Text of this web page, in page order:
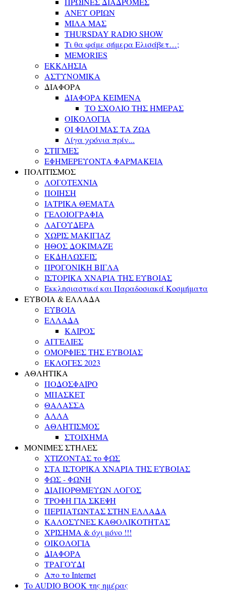
ΑΝΕΥ ΟΡΙΩΝ
ΜΙΛΑ ΜΑΣ
THURSDAY RADIO SHOW
Τι θα φάμε σήμερα Ελισάβετ…;
MEMORIES
ΕΚΚΛΗΣΙΑ
ΑΣΤΥΝΟΜΙΚΑ
ΔΙΑΦΟΡΑ
ΔΙΑΦΟΡΑ ΚΕΙΜΕΝΑ
ΤΟ ΣΧΟΛΙΟ ΤΗΣ ΗΜΕΡΑΣ
ΟΙΚΟΛΟΓΙΑ
ΟΙ ΦΙΛΟΙ ΜΑΣ ΤΑ ΖΩΑ
Λίγα χρόνια πρίν...
ΣΤΙΓΜΕΣ
ΕΦΗΜΕΡΕΥΟΝΤΑ ΦΑΡΜΑΚΕΙΑ
ΠΟΛΙΤΙΣΜΟΣ
ΛΟΓΟΤΕΧΝΙΑ
ΠΟΙΗΣΗ
ΙΑΤΡΙΚΑ ΘΕΜΑΤΑ
ΓΕΛΟΙΟΓΡΑΦΙΑ
ΛΑΓΟΥΔΕΡΑ
ΧΩΡΙΣ ΜΑΚΙΓΙΑΖ
ΗΘΟΣ ΔΟΚΙΜΑΖΕ
ΕΚΔΗΛΩΣΕΙΣ
ΠΡΟΓΟΝΙΚΗ ΒΙΓΛΑ
ΙΣΤΟΡΙΚΑ ΧΝΑΡΙΑ ΤΗΣ ΕΥΒΟΙΑΣ
Εκκλησιαστικά και Παραδοσιακά Κοσμήματα
ΕΥΒΟΙΑ & ΕΛΛΑΔΑ
ΕΥΒΟΙΑ
ΕΛΛΑΔΑ
ΚΑΙΡΟΣ
ΑΓΓΕΛΙΕΣ
ΟΜΟΡΦΙΕΣ ΤΗΣ ΕΥΒΟΙΑΣ
ΕΚΛΟΓΕΣ 2023
ΑΘΛΗΤΙΚΑ
ΠΟΔΟΣΦΑΙΡΟ
ΜΠΑΣΚΕΤ
ΘΑΛΑΣΣΑ
ΑΛΛΑ
ΑΘΛΗΤΙΣΜΟΣ
ΣΤΟΙΧΗΜΑ
ΜΟΝΙΜΕΣ ΣΤΗΛΕΣ
ΧΤΙΖΟΝΤΑΣ το ΦΩΣ
ΣΤΑ ΙΣΤΟΡΙΚΑ ΧΝΑΡΙΑ ΤΗΣ ΕΥΒΟΙΑΣ
ΦΩΣ - ΦΩΝΗ
ΔΙΑΠΟΡΘΜΕΥΩΝ ΛΟΓΟΣ
ΤΡΟΦΗ ΓΙΑ ΣΚΕΨΗ
ΠΕΡΠΑΤΩΝΤΑΣ ΣΤΗΝ ΕΛΛΑΔΑ
ΚΑΛΟΣΥΝΕΣ ΚΑΘΟΛΙΚΟΤΗΤΑΣ
ΧΡΙΣΗΜΑ & όχι μόνο !!!
ΟΙΚΟΛΟΓΙΑ
ΔΙΑΦΟΡΑ
ΤΡΑΓΟΥΔΙ
Απο το Internet
To AUDIO BOOK της ημέρας